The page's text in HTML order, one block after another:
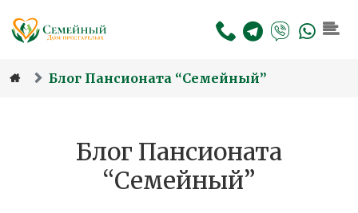
Блог Пансионата “Семейный”
Блог Пансионата
“Семейный”